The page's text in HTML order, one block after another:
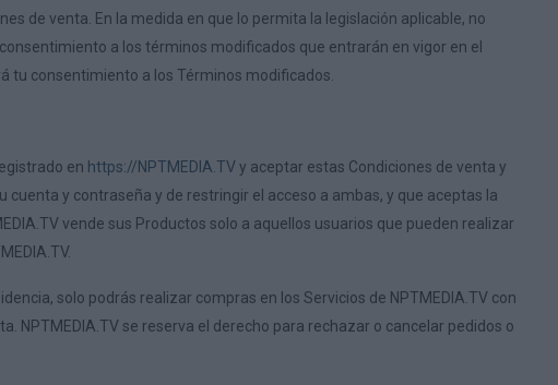
de venta. En la medida en que lo permita la legislación aplicable, no
a los términos modificados que entrarán en vigor en el
tu consentimiento a los Términos modificados.
en https://NPTMEDIA.TVy aceptar estas Condiciones de venta y
y contraseña y de restringir el acceso a ambas, y que aceptas la
vende sus Productos solo a aquellos usuarios que pueden realizar
solo podrás realizar compras en los Servicios de NPTMEDIA.TV con
NPTMEDIA.TV se reserva el derecho para rechazar o cancelar pedidos o